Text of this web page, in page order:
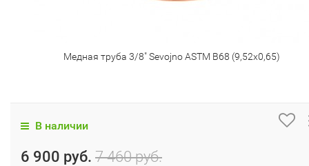
Медная труба 3/8" Sevojno ASTM В68 (9,52х0,65)
В наличии
6 900 руб. 7 460 руб.